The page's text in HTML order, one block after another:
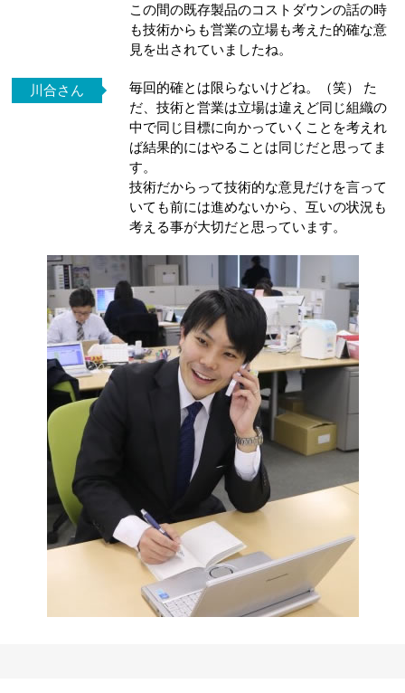
この間の既存製品のコストダウンの話の時
も技術からも営業の立場も考えた的確な意
見を出されていましたね。
川合さん
毎回的確とは限らないけどね。（笑） た
だ、技術と営業は立場は違えど同じ組織の
中で同じ目標に向かっていくことを考えれ
ば結果的にはやることは同じだと思ってま
す。
技術だからって技術的な意見だけを言って
いても前には進めないから、互いの状況も
考える事が大切だと思っています。